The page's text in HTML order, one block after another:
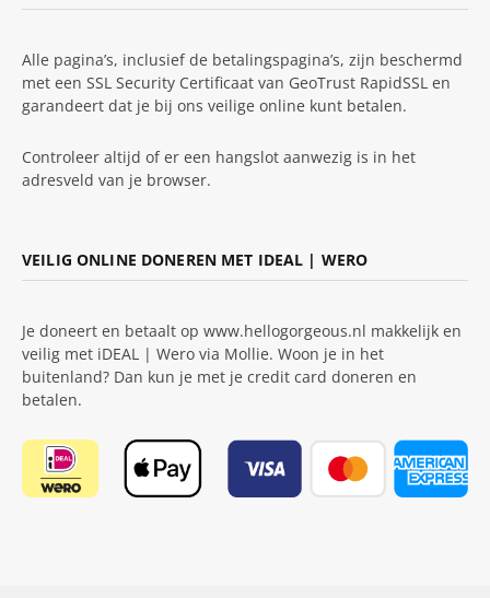
Alle pagina’s, inclusief de betalingspagina’s, zijn beschermd
met een SSL Security Certificaat van GeoTrust RapidSSL en
garandeert dat je bij ons veilige online kunt betalen.
Controleer altijd of er een hangslot aanwezig is in het
adresveld van je browser.
VEILIG ONLINE DONEREN MET IDEAL | WERO
Je doneert en betaalt op www.hellogorgeous.nl makkelijk en
veilig met iDEAL | Wero via Mollie. Woon je in het
buitenland? Dan kun je met je credit card doneren en
betalen.